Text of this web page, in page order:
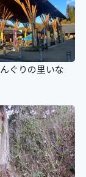
ぐりの里いな